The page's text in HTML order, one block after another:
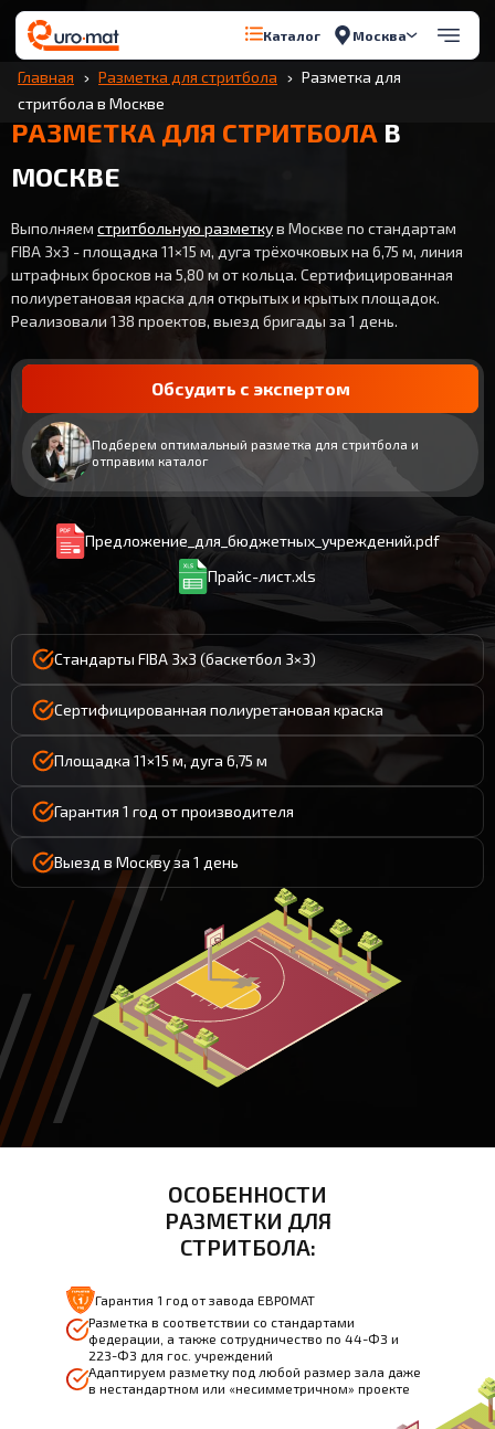
Каталог Москва
Главная Разметка для стритбола
Разметка для
стритбола в Москве
РАЗМЕТКА ДЛЯ СТРИТБОЛА В
МОСКВЕ
Выполняем стритбольную разметкув Москве по стандартам
FIBA 3x3 - площадка 11×15 м, дуга трёхочковых на 6,75 м, линия
штрафных бросков на 5,80 м от кольца. Сертифицированная
полиуретановая краска для открытых и крытых площадок.
Реализовали 138 проектов, выезд бригады за 1 день.
Обсудить с экспертом
Подберем оптимальный разметка для стритбола и
отправим каталог
Предложение_для_бюджетных_учреждений.pdf
Прайс-лист.xls
Стандарты FIBA 3x3 (баскетбол 3×3)
Сертифицированная полиуретановая краска
Площадка 11×15 м, дуга 6,75 м
Гарантия 1 год от производителя
Выезд в Москву за 1 день
ОСОБЕННОСТИ
РАЗМЕТКИ ДЛЯ
СТРИТБОЛА:
Разметка в соответствии со стандартами
федерации, а также сотрудничество по 44-ФЗ и
223-ФЗ для гос. учреждений
Гарантия 1 год от завода ЕВРОМАТ
Адаптируем разметку под любой размер зала даже
в нестандартном или «несимметричном» проекте